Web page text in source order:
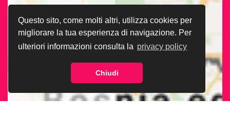
Questo sito, come molti altri, utilizza cookies per
migliorare la tua esperienza di navigazione. Per
ulteriori informazioni consulta la privacy policy
Chiudi